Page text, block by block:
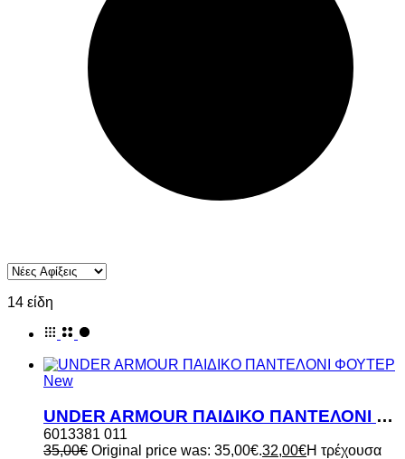
14 είδη
New
UNDER ARMOUR ΠΑΙΔΙΚΟ ΠΑΝΤΕΛΟΝΙ ΦΟΥΤΕΡ
6013381 011
35,00€ Original price was: 35,00€.32,00€Η τρέχουσα